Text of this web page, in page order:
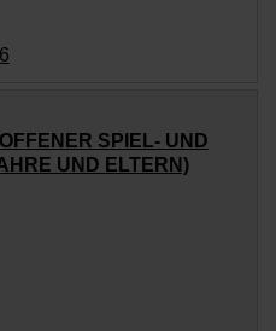
SPIEL- UND
UND ELTERN)